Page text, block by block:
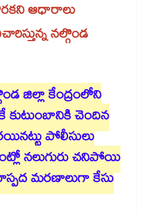
ఆధారాలు
నల్గొండ
జిల్లా కేంద్రంలోని
చెందిన
పోలీసులు
నలుగురు చనిపోయి
మరణాలుగా కేసు